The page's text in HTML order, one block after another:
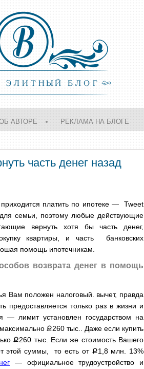
АВТОРЕ РЕКЛАМА НА БЛОГЕ
часть денег назад
Tweet
платить по ипотеке —
семьи, поэтому любые действующие
вернуть хотя бы часть денег,
квартиры, и часть банковских
помощь ипотечникам.
возврата денег в помощь
Вам положен налоговый. вычет, правда
предоставляется только раз в жизни и
— лимит установлен государством на
Ք260 тыс.. Даже если купить
Ք260 тыс. Если же стоимость Вашего
этой суммы, то есть от Ք1,8 млн. 13%
— официальное трудоустройство и